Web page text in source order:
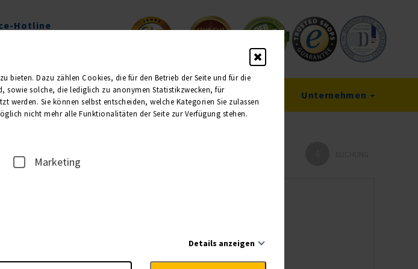
Hotline
Kataloge Service Unternehmen
der gewünschten Zimmer:
bieten. Dazu zählen Cookies, die für den Betrieb der Seite und für die
sowie solche, die lediglich zu anonymen Statistikzwecken, für
Sie können selbst entscheiden, welche Kategorien Sie zulassen
nicht mehr alle Funktionalitäten der Seite zur Verfügung stehen.
Marketing
Details anzeigen